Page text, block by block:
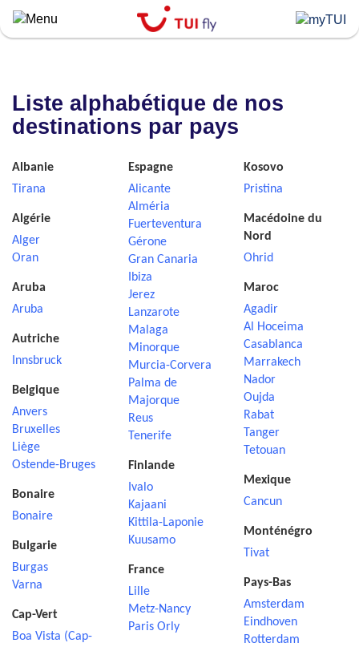
Skip
to
Liste alphabétique de nos
destinations par pays
Albanie
Tirana
Algérie
Alger
Oran
Aruba
Aruba
Autriche
Innsbruck
Belgique
Anvers
Bruxelles
Liège
Ostende-Bruges
Bonaire
Bonaire
Bulgarie
Burgas
Varna
Cap-Vert
Boa Vista (Cap-
Espagne
Alicante
Alméria
Fuerteventura
Gérone
Gran Canaria
Ibiza
Jerez
Lanzarote
Malaga
Minorque
Murcia-Corvera
Palma de
Majorque
Reus
Tenerife
Finlande
Ivalo
Kajaani
Kittila-Laponie
Kuusamo
France
Lille
Metz-Nancy
Paris Orly
Kosovo
Pristina
Macédoine du
Nord
Ohrid
Maroc
Agadir
Al Hoceima
Casablanca
Marrakech
Nador
Oujda
Rabat
Tanger
Tetouan
Mexique
Cancun
Monténégro
Tivat
Pays-Bas
Amsterdam
Eindhoven
Rotterdam